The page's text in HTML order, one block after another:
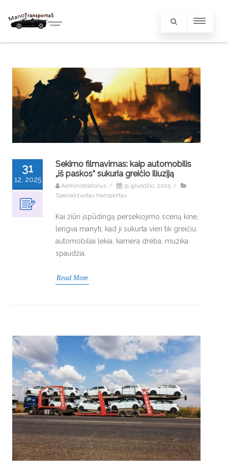
31
12, 2025
Sekimo filmavimas: kaip automobilis
„iš paskos“ sukuria greičio iliuziją
Administratorius / 31 gruodžio, 2025 /
Specializuotas transportas
Kai žiūri įspūdingą persekiojimo sceną kine,
lengva manyti, kad ji sukurta vien tik greičiu:
automobiliai lekia, kamera dreba, muzika
spaudžia,
Read More